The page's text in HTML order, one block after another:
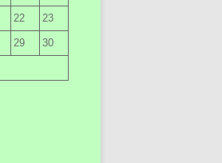
22 23
29 30